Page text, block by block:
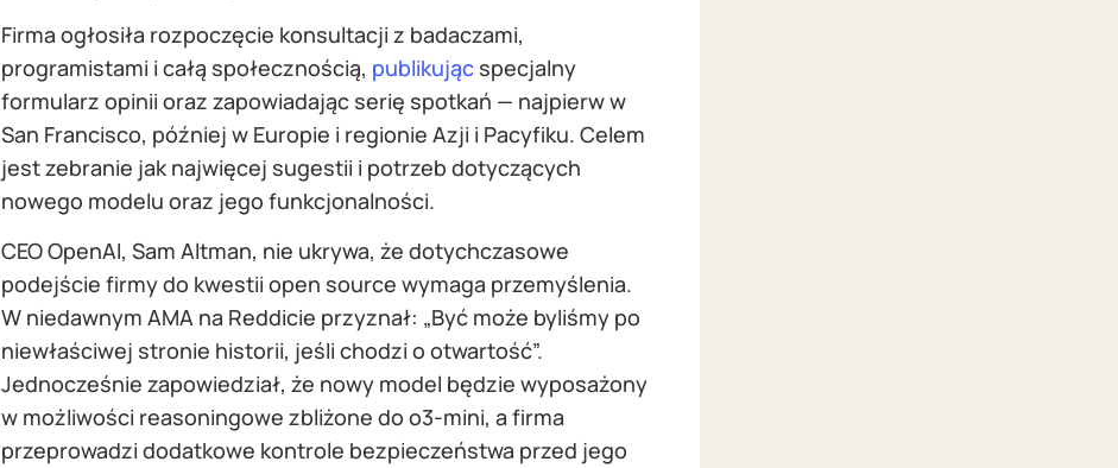
Firma ogłosiła rozpoczęcie konsultacji z badaczami,
programistami i całą społecznością, publikując specjalny
formularz opinii oraz zapowiadając serię spotkań — najpierw w
San Francisco, później w Europie i regionie Azji i Pacyfiku. Celem
jest zebranie jak najwięcej sugestii i potrzeb dotyczących
nowego modelu oraz jego funkcjonalności.
CEO OpenAI, Sam Altman, nie ukrywa, że dotychczasowe
podejście firmy do kwestii open source wymaga przemyślenia.
W niedawnym AMA na Reddicie przyznał: „Być może byliśmy po
niewłaściwej stronie historii, jeśli chodzi o otwartość”.
Jednocześnie zapowiedział, że nowy model będzie wyposażony
w możliwości reasoningowe zbliżone do o3-mini, a firma
przeprowadzi dodatkowe kontrole bezpieczeństwa przed jego